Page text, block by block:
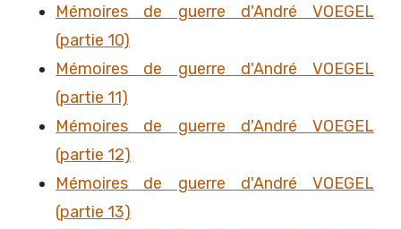
Mémoires de guerre d'André VOEGEL
(partie 10)
Mémoires de guerre d'André VOEGEL
(partie 11)
Mémoires de guerre d'André VOEGEL
(partie 12)
Mémoires de guerre d'André VOEGEL
(partie 13)